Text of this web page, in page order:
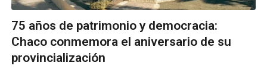
75 años de patrimonio y democracia:
Chaco conmemora el aniversario de su
provincialización